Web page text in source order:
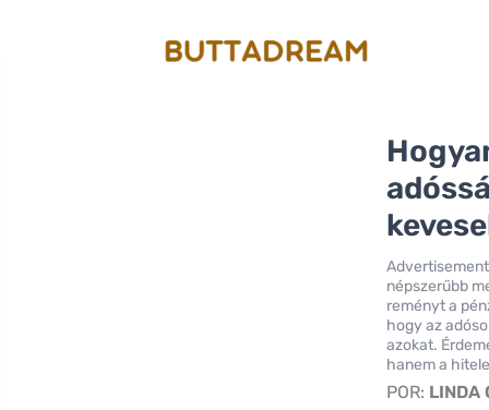
népszerűbb
reményt a
hogy az
azokat.
hanem a
POR: LINDA